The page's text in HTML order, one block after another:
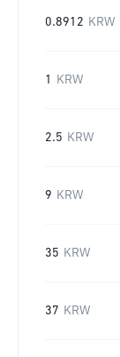
0.8912 KRW
1 KRW
2.5 KRW
9 KRW
35 KRW
37 KRW